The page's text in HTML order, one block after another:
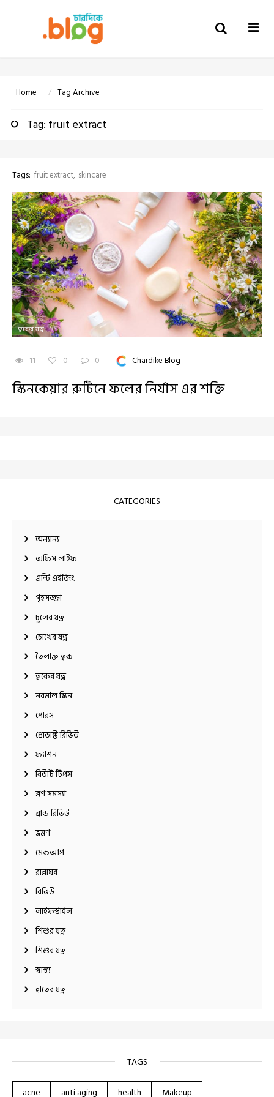
CATEGORIES
অন্যান্য
অফিস লাইফ
এন্টি এইজিং
গৃহসজ্জা
চুলের যত্ন
চোখের যত্ন
তৈলাক্ত ত্বক
ত্বকের যত্ন
নরমাল স্কিন
পোরস
প্রোডাক্ট রিভিউ
ফ্যাশন
বিউটি টিপস
ব্রণ সমস্যা
ব্রান্ড রিভিউ
ভ্রমণ
মেকআপ
রান্নাঘর
রিভিউ
লাইফস্টাইল
শিশুর যত্ন
শিশুর যত্ন
স্বাস্থ্য
হাতের যত্ন
TAGS
acne anti aging health
Makeup
Home Tag Archive
Tag: fruit extract
Tags: fruit extract skincare
ত্বকের যত্ন
11 0 0 Chardike Blog
স্কিনকেয়ার রুটিনে ফলের নির্যাস এর শক্তি